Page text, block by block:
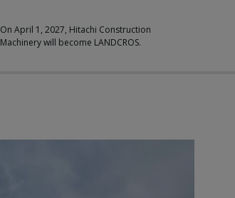
On April 1, 2027, Hitachi Construction
Machinery will become LANDCROS.